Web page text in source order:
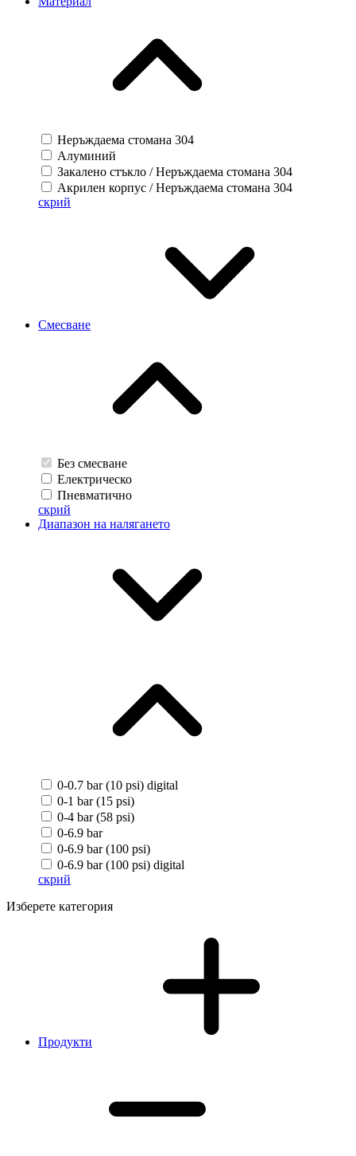
Неръждаема стомана 304
Алуминий
Закалено стъкло / Неръждаема стомана 304
Акрилен корпус / Неръждаема стомана 304
скрий
Смесване
Без смесване
Електрическо
Пневматично
скрий
Диапазон на налягането
0-0.7 bar (10 psi) digital
0-1 bar (15 psi)
0-4 bar (58 psi)
0-6.9 bar
0-6.9 bar (100 psi)
0-6.9 bar (100 psi) digital
скрий
Изберете категория
Продукти